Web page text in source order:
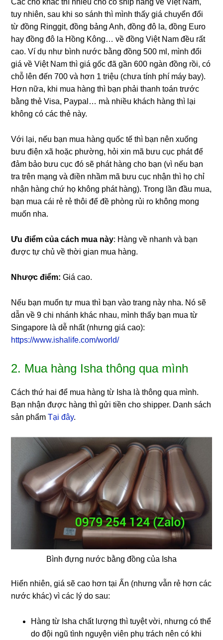
tuy nhiên, sau khi so sánh thì mình thấy giá chuyển đổi
từ đồng Ringgit, đồng bảng Anh, đồng đô la, đồng Euro
hay đồng đô la Hồng Kông… về đồng Việt Nam đều rất
cao. Ví dụ như bình nước bằng đồng 500 ml, mình đổi
giá về Việt Nam thì giá gốc đã gần 600 ngàn đồng rồi, có
chỗ lên đến 700 và hơn 1 triệu (chưa tính phí máy bay).
Hơn nữa, khi mua hàng thì bạn phải thanh toán trước
bằng thẻ Visa, Paypal… mà nhiều khách hàng thì lại
không có các thẻ này.
Với lại, nếu bạn mua hàng quốc tế thì bạn nên xuống
bưu điện xã hoặc phường, hỏi xin mã bưu cục phát để
đảm bảo bưu cục đó sẽ phát hàng cho bạn (vì nếu bạn
tra trên mạng và điền nhầm mã bưu cục nhận thì họ chỉ
nhận hàng chứ họ không phát hàng). Trong lần đầu mua,
bạn mua cái rẻ rẻ thôi để đề phòng rủi ro không mong
muốn nha.
Ưu điểm của cách mua này: Hàng về nhanh và bạn
được tự chủ về thời gian mua hàng.
Nhược điểm: Giá cao.
Nếu bạn muốn tự mua thì bạn vào trang này nha. Nó sẽ
dẫn về 9 chi nhánh khác nhau, mình thấy bạn mua từ
Singapore là dễ nhất (nhưng giá cao):
https://www.ishalife.com/world/
2. Mua hàng Isha thông qua mình
Cách thứ hai để mua hàng từ Isha là thông qua mình.
Bạn nhận được hàng thì gửi tiền cho shipper. Danh sách
sản phẩmTại đây.
Bình đựng nước bằng đồng của Isha
Hiển nhiên, giá sẽ cao hơn tại Ấn (nhưng vẫn rẻ hơn các
nước khác) vì các lý do sau:
Hàng từ Isha chất lượng thì tuyệt vời, nhưng có thể
do đội ngũ tình nguyện viên phụ trách nên có khi